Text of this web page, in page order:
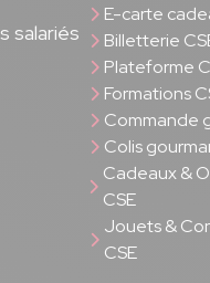
salariés
E-carte
Billetterie
Plateforme
Formations
Commande
Colis
Cadeaux &
CSE
Jouets &
CSE